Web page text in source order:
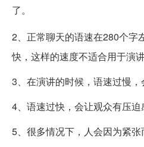
了。
2、正常聊天的语速在280个字
快，这样的速度不适合用于演讲
3、在演讲的时候，语速过慢，
4、语速过快，会让观众有压迫
5、很多情况下，人会因为紧张